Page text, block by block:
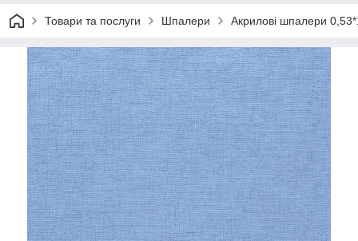
Товари та послуги Шпалери Акрилові шпалери